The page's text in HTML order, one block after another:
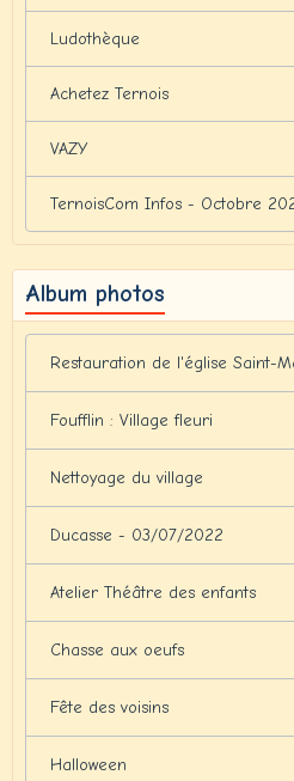
Ludothèque
Achetez Ternois
VAZY
TernoisCom Infos - Octobre
Album photos
Restauration de l'église Saint-
Foufflin : Village fleuri
Nettoyage du village
Ducasse - 03/07/2022
Atelier Théâtre des enfants
Chasse aux oeufs
Fête des voisins
Halloween